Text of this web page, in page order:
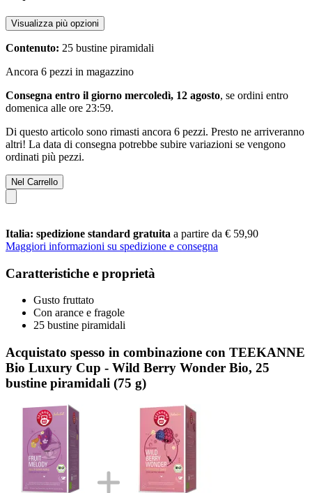
Visualizza più opzioni
Contenuto: 25 bustine piramidali
Ancora 6 pezzi in magazzino
Consegna entro il giorno mercoledì, 12 agosto, se ordini entro
domenica alle ore 23:59.
Di questo articolo sono rimasti ancora 6 pezzi. Presto ne arriveranno
altri! La data di consegna potrebbe subire variazioni se vengono
ordinati più pezzi.
Nel Carrello
Italia: spedizione standard gratuita a partire da € 59,90
Maggiori informazioni su spedizione e consegna
Caratteristiche e proprietà
Gusto fruttato
Con arance e fragole
25 bustine piramidali
Acquistato spesso in combinazione con TEEKANNE
Bio Luxury Cup - Wild Berry Wonder Bio, 25
bustine piramidali (75 g)